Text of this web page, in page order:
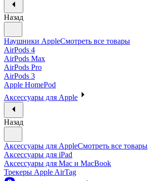
Назад
Наушники AppleСмотреть все товары
AirPods 4
AirPods Max
AirPods Pro
AirPods 3
Apple HomePod
Аксессуары для Apple
Назад
Аксессуары для AppleСмотреть все товары
Аксессуары для iPad
Аксессуары для Mac и MacBook
Трекеры Apple AirTag